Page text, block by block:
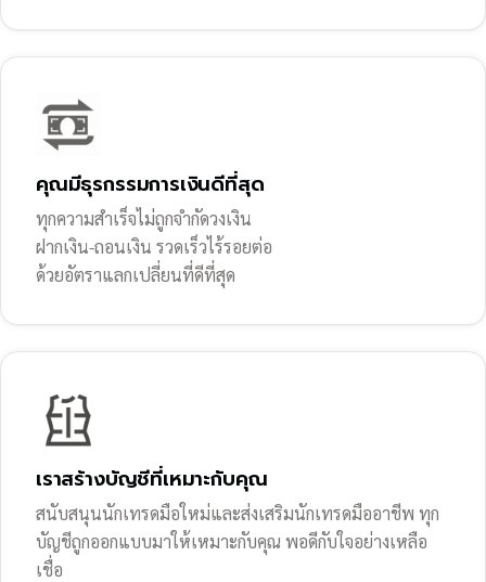
คุณมีธุรกรรมการเงินดีที่สุด
ทุกความสำเร็จไม่ถูกจำกัดวงเงิน
ฝากเงิน-ถอนเงิน รวดเร็วไร้รอยต่อ
ด้วยอัตราแลกเปลี่ยนที่ดีที่สุด
เราสร้างบัญชีที่เหมาะกับคุณ
สนับสนุนนักเทรดมือใหม่และส่งเสริมนักเทรดมืออาชีพ ทุก
บัญชีถูกออกแบบมาให้เหมาะกับคุณ พอดีกับใจอย่างเหลือ
เชื่อ